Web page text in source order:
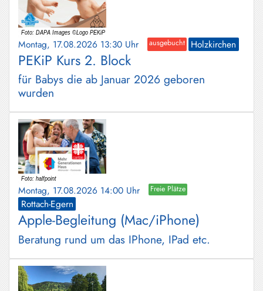
Montag, 17.08.2026 13:30 Uhr ausgebucht Holzkirchen
PEKiP Kurs 2. Block
für Babys die ab Januar 2026 geboren
wurden
Montag, 17.08.2026 14:00 Uhr Freie Plätze
Rottach-Egern
Apple-Begleitung (Mac/iPhone)
Beratung rund um das IPhone, IPad etc.